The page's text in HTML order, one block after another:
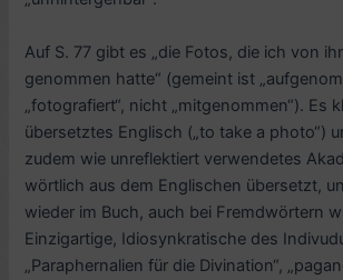
Auf S. 77 gibt es „die Fotos, die ich von
genommen hatte“ (gemeint ist
„fotografiert“, nicht „mitgenommen“). Es
übersetztes Englisch („to take a photo“)
zudem wie unreflektiert verwendetes
wörtlich aus dem Englischen übersetzt,
wieder im Buch, auch bei Fremdwörtern
Einzigartige, Idiosynkratische des
„Paraphernalien für die Divination“,